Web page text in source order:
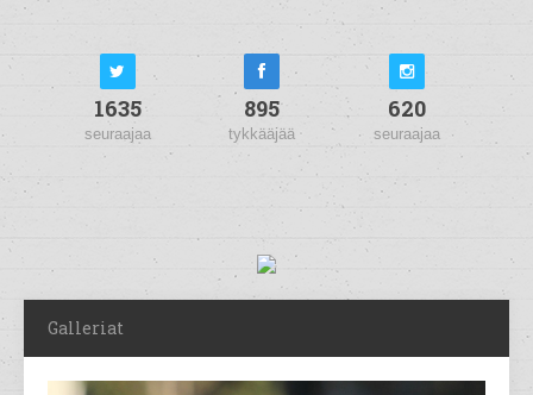
1635
seuraajaa
895
tykkääjää
620
seuraajaa
Galleriat